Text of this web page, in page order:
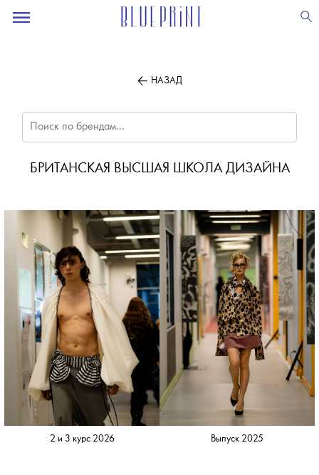
НАЗАД
БРИТАНСКАЯ ВЫСШАЯ ШКОЛА ДИЗАЙНА
2 и 3 курс 2026 Выпуск 2025